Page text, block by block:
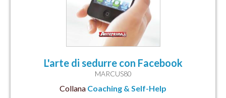
L'arte di sedurre con Facebook
MARCUS80
Collana Coaching & Self-Help